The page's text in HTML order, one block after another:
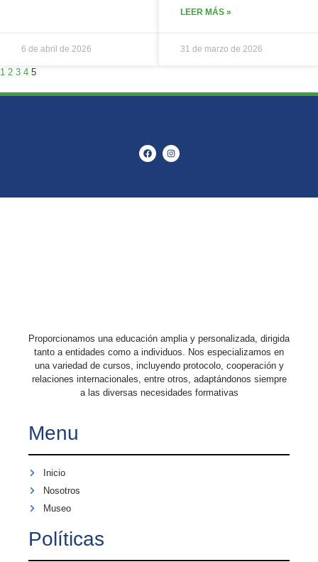
6 de abril de 2026
LEER MÁS »
31 de marzo de 2026
1 2 3 4 5
Proporcionamos una educación amplia y personalizada, dirigida
tanto a entidades como a individuos. Nos especializamos en
una variedad de cursos, incluyendo protocolo, cooperación y
relaciones internacionales, entre otros, adaptándonos siempre
a las diversas necesidades formativas
Menu
Inicio
Nosotros
Museo
Políticas